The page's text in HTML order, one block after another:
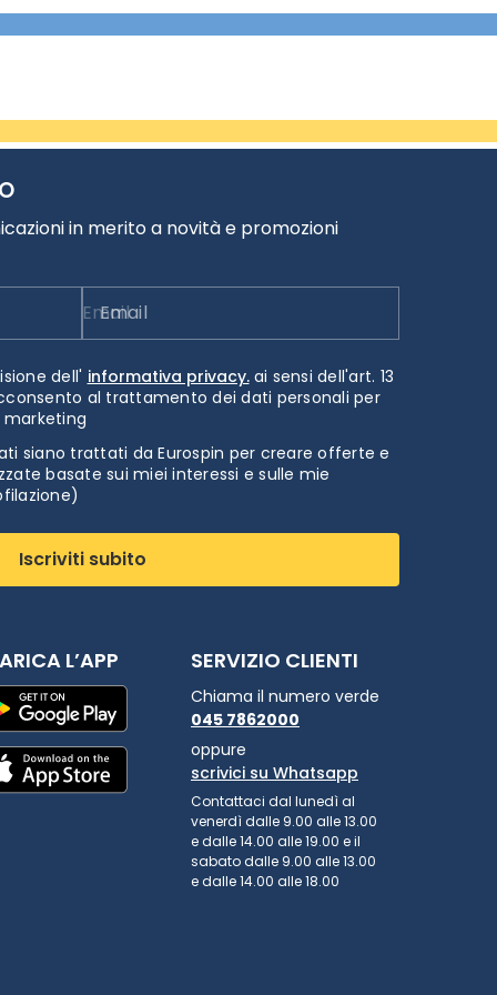
in merito a novità e promozioni
Email
dell' informativa privacy.ai sensi dell'art. 13
al trattamento dei dati personali per
siano trattati da Eurospin per creare offerte e
basate sui miei interessi e sulle mie
Iscriviti subito
L’APP SERVIZIO CLIENTI
Chiama il numero verde
045 7862000
oppure
scrivici su Whatsapp
Contattaci dal lunedì al
venerdì dalle 9.00 alle 13.00
e dalle 14.00 alle 19.00 e il
sabato dalle 9.00 alle 13.00
e dalle 14.00 alle 18.00